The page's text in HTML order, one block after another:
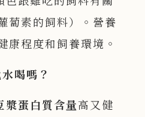
蔔素的飼料）。營養
康程度和飼養環境。
喝嗎？
漿蛋白質含量高又健